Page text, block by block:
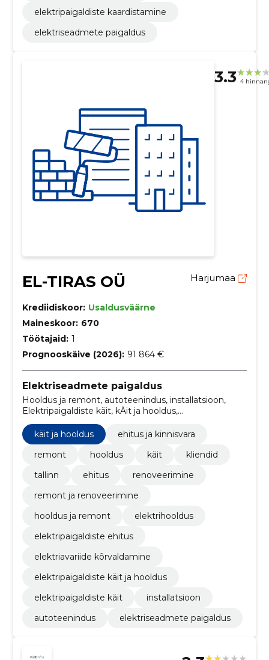
elektripaigaldiste kaardistamine
elektriseadmete paigaldus
3.3 4
EL-TIRAS OÜ Harjumaa
Krediidiskoor: Usaldusväärne
Maineskoor: 670
Töötajaid: 1
Prognooskäive (2026): 91 864 €
Elektriseadmete paigaldus
Hooldus ja remont, autoteenindus, installatsioon,
Elektripaigaldiste käit, kÄit ja hooldus,
elektripaigaldiste kÄit ja hooldus, Elektriavariide
kõrvaldamine, elektripaigaldiste ehitus, elektrihooldus,
remont ja renoveerimine
käit ja hooldus
ehitus ja kinnisvara
remont
hooldus käit
kliendid
tallinn
ehitus
renoveerimine
remont ja renoveerimine
hooldus ja remont
elektrihooldus
elektripaigaldiste ehitus
elektriavariide kõrvaldamine
elektripaigaldiste käit ja hooldus
elektripaigaldiste käit
installatsioon
autoteenindus
elektriseadmete paigaldus